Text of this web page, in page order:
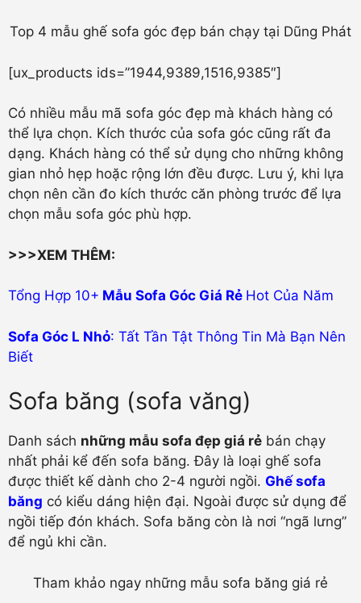
Top 4 mẫu ghế sofa góc đẹp bán chạy tại Dũng Phát
[ux_products ids=”1944,9389,1516,9385″]
Có nhiều mẫu mã sofa góc đẹp mà khách hàng có
thể lựa chọn. Kích thước của sofa góc cũng rất đa
dạng. Khách hàng có thể sử dụng cho những không
gian nhỏ hẹp hoặc rộng lớn đều được. Lưu ý, khi lựa
chọn nên cần đo kích thước căn phòng trước để lựa
chọn mẫu sofa góc phù hợp.
>>>XEM THÊM:
Tổng Hợp 10+ Mẫu Sofa Góc Giá Rẻ Hot Của Năm
Sofa Góc L Nhỏ: Tất Tần Tật Thông Tin Mà Bạn Nên
Biết
Sofa băng (sofa văng)
Danh sách những mẫu sofa đẹp giá rẻ bán chạy
nhất phải kể đến sofa băng. Đây là loại ghế sofa
được thiết kế dành cho 2-4 người ngồi. Ghế sofa
băng có kiểu dáng hiện đại. Ngoài được sử dụng để
ngồi tiếp đón khách. Sofa băng còn là nơi “ngã lưng”
để ngủ khi cần.
Tham khảo ngay những mẫu sofa băng giá rẻ